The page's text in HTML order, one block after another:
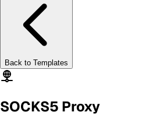
Back to Templates
SOCKS5 Proxy